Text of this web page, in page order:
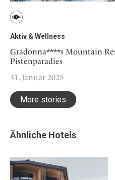
Aktiv & Wellness
Gradonna****s Mountain
Pistenparadies
31. Januar 2025
More stories
Ähnliche Hotels